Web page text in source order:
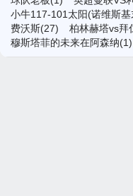
小牛117-101太阳(诺维斯
费沃斯(27)
柏林赫塔vs拜
穆斯塔菲的未来在阿森纳(1)